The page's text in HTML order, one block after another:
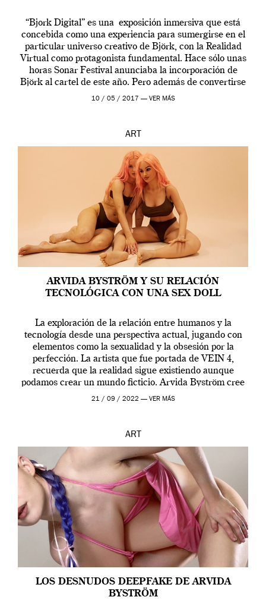
“Bjork Digital” es una exposición inmersiva que está
concebida como una experiencia para sumergirse en el
particular universo creativo de Björk, con la Realidad
Virtual como protagonista fundamental. Hace sólo unas
horas Sonar Festival anunciaba la incorporación de
Björk al cartel de este año. Pero además de convertirse
en una de las actuaciones más relevantes […]
10 / 05 / 2017 — VER MÁS
ART
ARVIDA BYSTRÖM Y SU RELACIÓN
TECNOLÓGICA CON UNA SEX DOLL
La exploración de la relación entre humanos y la
tecnología desde una perspectiva actual, jugando con
elementos como la sexualidad y la obsesión por la
perfección. La artista que fue portada de VEIN 4,
recuerda que la realidad sigue existiendo aunque
podamos crear un mundo ficticio. Arvida Byström cree
que los humanos tienen un complejo […]
21 / 09 / 2022 — VER MÁS
ART
LOS DESNUDOS DEEPFAKE DE ARVIDA
BYSTRÖM